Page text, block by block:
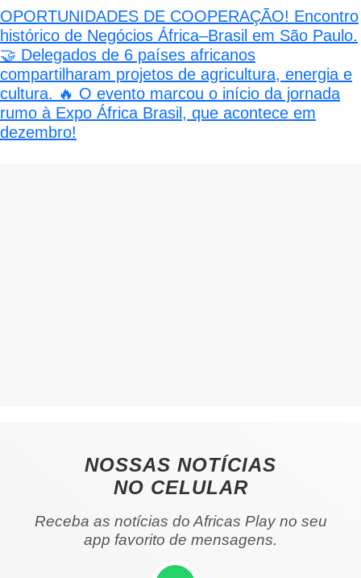
OPORTUNIDADES DE COOPERAÇÃO! Encontro
histórico de Negócios África–Brasil em São Paulo.
🤝 Delegados de 6 países africanos
compartilharam projetos de agricultura, energia e
cultura. 🔥 O evento marcou o início da jornada
rumo à Expo África Brasil, que acontece em
dezembro!
NOSSAS NOTÍCIAS
NO CELULAR
Receba as notícias do Africas Play no seu
app favorito de mensagens.